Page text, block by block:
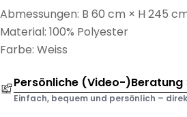
Abmessungen: B 60 cm × H 245
Material: 100% Polyester
Farbe: Weiss
Persönliche (Video-)Beratung
Einfach, bequem und persönlich –